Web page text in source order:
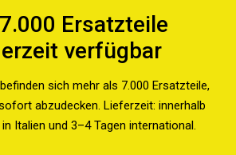
Ersatzteile
verfügbar
sich mehr als 7.000 Ersatzteile,
abzudecken. Lieferzeit: innerhalb
Italien und 3–4 Tagen international.